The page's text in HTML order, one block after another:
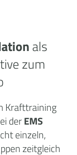
als
zum
Krafttraining
derEMS
einzeln,
zeitgleich